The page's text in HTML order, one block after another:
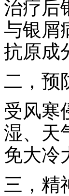
治疗后
与银屑
抗原成
二，预
受风寒
湿、天
免大冷
三，精